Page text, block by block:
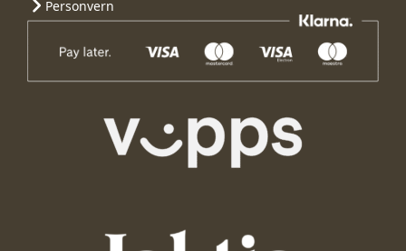
Personvern